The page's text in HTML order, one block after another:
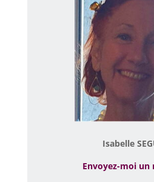
Isabelle
Envoyez-moi un